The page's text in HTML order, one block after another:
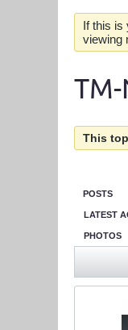
If this is
viewing
This
POSTS
LATEST
PHOTOS